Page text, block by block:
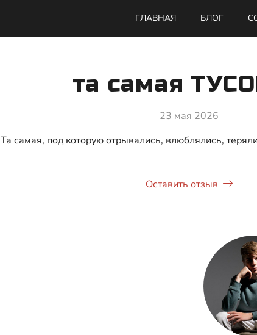
ГЛАВНАЯ БЛОГ
та самая
23 мая 2026
Та самая, под которую отрывались, влюблялись,
Оставить отзыв